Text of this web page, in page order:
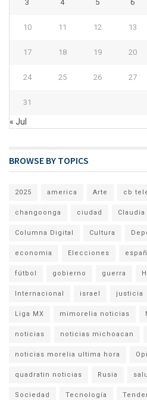
3 4 5 6
10 11 12 13
17 18 19 20
24 25 26 27
31
« Jul
BROWSE BY TOPICS
2025 america Arte cb
changoonga ciudad
Columna Digital Cultura
economia Elecciones
fútbol gobierno guerra
Internacional israel justicia
Liga MX mimorelia noticias
noticias noticias michoacan
noticias morelia ultima hora
quadratin noticias Rusia
Sociedad Tecnología